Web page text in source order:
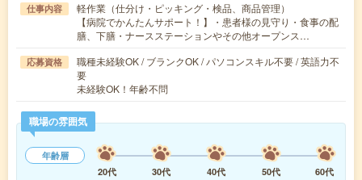
仕事内容
軽作業（仕分け・ピッキング・検品、商品管理）
【病院でかんたんサポート！】・患者様の見守り・食事の配
膳、下膳・ナースステーションやその他オープンス…
応募資格
職種未経験OK / ブランクOK / パソコンスキル不要 / 英語力不
要
未経験OK！年齢不問
職場の雰囲気
年齢層
20代
30代 40代 50代
60代